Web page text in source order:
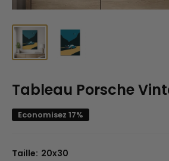
Tableau Porsche
Economisez 17%
Taille: 20x30